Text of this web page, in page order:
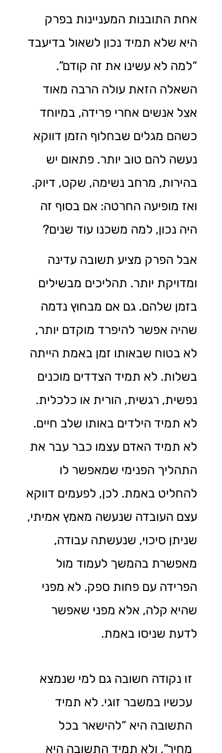
אחת התובנות המעניינות בפרק
היא שלא תמיד נכון לשאול בדיעבד
“למה לא עשינו את זה קודם”.
השאלה הזאת עולה הרבה מאוד
אצל אנשים אחרי פרידה, במיוחד
כשהם מגלים שבחלוף הזמן דווקא
נעשה להם טוב יותר. פתאום יש
בהירות, מרחב נשימה, שקט, דיוק.
ואז מופיעה החרטה: אם בסוף זה
היה נכון, למה משכנו עוד שנים?
אבל הפרק מציע תשובה עדינה
ומדויקת יותר. תהליכים מבשילים
בזמן שלהם. גם אם מבחוץ נדמה
שהיה אפשר להיפרד מוקדם יותר,
לא בטוח שבאותו זמן באמת הייתה
בשלות. לא תמיד הצדדים מוכנים
נפשית, רגשית, הורית או כלכלית.
לא תמיד הילדים באותו שלב חיים.
לא תמיד האדם עצמו כבר עבר את
התהליך הפנימי שמאפשר לו
להחליט באמת. לכן, לפעמים דווקא
עצם העובדה שנעשה מאמץ אמיתי,
שניתן סיכוי, שנעשתה עבודה,
מאפשרת בהמשך לעמוד מול
הפרידה עם פחות ספק. לא מפני
שהיא קלה, אלא מפני שאפשר
לדעת שניסו באמת.
זו נקודה חשובה גם למי שנמצא
עכשיו במשבר זוגי. לא תמיד
התשובה היא “להישאר בכל
מחיר”, ולא תמיד התשובה היא